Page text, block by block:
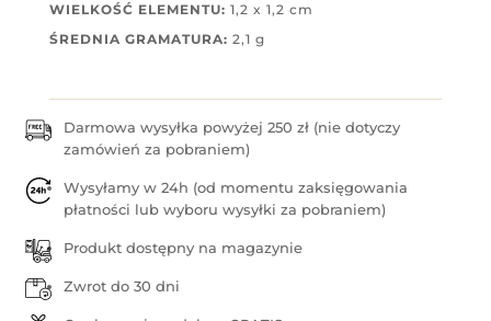
WIELKOŚĆ ELEMENTU: 1,2 x 1,2 cm
ŚREDNIA GRAMATURA: 2,1 g
Darmowa wysyłka powyżej 250 zł (nie dotyczy
zamówień za pobraniem)
Wysyłamy w 24h (od momentu zaksięgowania
płatności lub wyboru wysyłki za pobraniem)
Produkt dostępny na magazynie
Zwrot do 30 dni